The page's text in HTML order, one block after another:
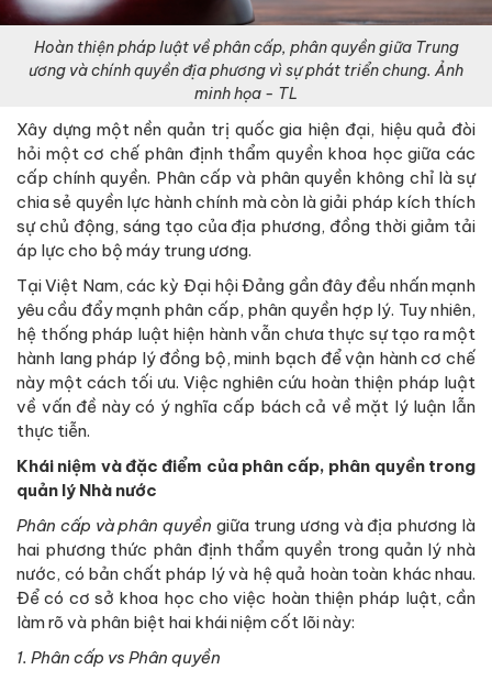
Hoàn thiện pháp luật về phân cấp, phân quyền giữa Trung
ương và chính quyền địa phương vì sự phát triển chung. Ảnh
minh họa - TL
Xây dựng một nền quản trị quốc gia hiện đại, hiệu quả đòi
hỏi một cơ chế phân định thẩm quyền khoa học giữa các
cấp chính quyền. Phân cấp và phân quyền không chỉ là sự
chia sẻ quyền lực hành chính mà còn là giải pháp kích thích
sự chủ động, sáng tạo của địa phương, đồng thời giảm tải
áp lực cho bộ máy trung ương.
Tại Việt Nam, các kỳ Đại hội Đảng gần đây đều nhấn mạnh
yêu cầu đẩy mạnh phân cấp, phân quyền hợp lý. Tuy nhiên,
hệ thống pháp luật hiện hành vẫn chưa thực sự tạo ra một
hành lang pháp lý đồng bộ, minh bạch để vận hành cơ chế
này một cách tối ưu. Việc nghiên cứu hoàn thiện pháp luật
về vấn đề này có ý nghĩa cấp bách cả về mặt lý luận lẫn
thực tiễn.
Khái niệm và đặc điểm của phân cấp, phân quyền trong
quản lý Nhà nước
Phân cấp và phân quyền giữa trung ương và địa phương là
hai phương thức phân định thẩm quyền trong quản lý nhà
nước, có bản chất pháp lý và hệ quả hoàn toàn khác nhau.
Để có cơ sở khoa học cho việc hoàn thiện pháp luật, cần
làm rõ và phân biệt hai khái niệm cốt lõi này:
1. Phân cấp vs Phân quyền